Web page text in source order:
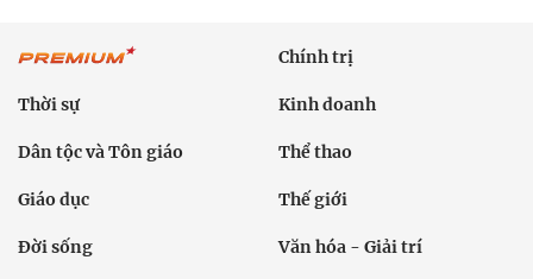
Chính trị
Thời sự Kinh doanh
Dân tộc và Tôn giáo Thể thao
Giáo dục Thế giới
Đời sống Văn hóa - Giải trí